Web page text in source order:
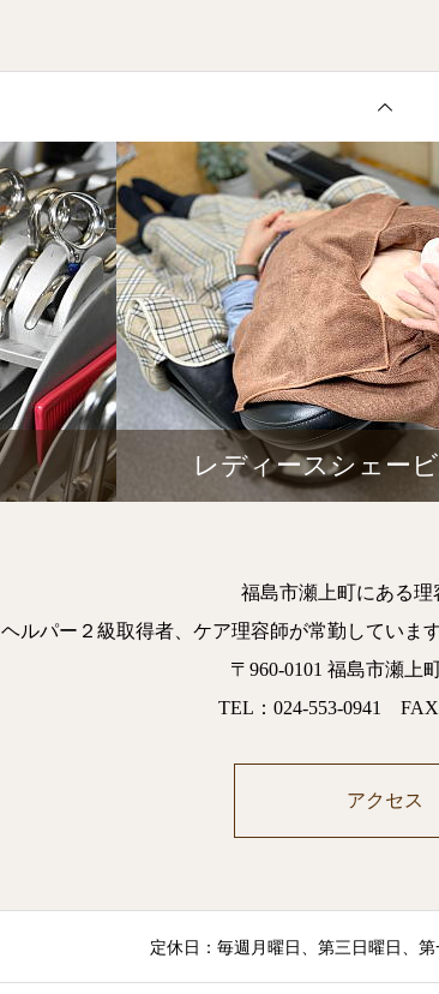
レディースシェー
福島市瀬上町にある理
ルパー２級取得者、ケア理容師が常勤していま
〒960-0101 福島市瀬上
TEL：024-553-0941
アクセス
定休日：毎週月曜日、第三日曜日、